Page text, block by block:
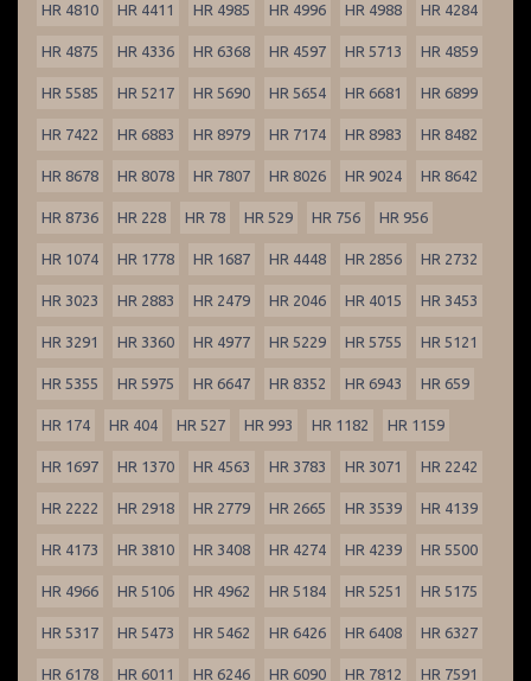
HR 4810 HR 4411 HR 4985 HR 4996 HR 4988 HR 4284
HR 4875 HR 4336 HR 6368 HR 4597 HR 5713 HR 4859
HR 5585 HR 5217 HR 5690 HR 5654 HR 6681 HR 6899
HR 7422 HR 6883 HR 8979 HR 7174 HR 8983 HR 8482
HR 8678 HR 8078 HR 7807 HR 8026 HR 9024 HR 8642
HR 8736 HR 228 HR 78 HR 529 HR 756 HR 956
HR 1074 HR 1778 HR 1687 HR 4448 HR 2856 HR 2732
HR 3023 HR 2883 HR 2479 HR 2046 HR 4015 HR 3453
HR 3291 HR 3360 HR 4977 HR 5229 HR 5755 HR 5121
HR 5355 HR 5975 HR 6647 HR 8352 HR 6943 HR 659
HR 174 HR 404 HR 527 HR 993 HR 1182 HR 1159
HR 1697 HR 1370 HR 4563 HR 3783 HR 3071 HR 2242
HR 2222 HR 2918 HR 2779 HR 2665 HR 3539 HR 4139
HR 4173 HR 3810 HR 3408 HR 4274 HR 4239 HR 5500
HR 4966 HR 5106 HR 4962 HR 5184 HR 5251 HR 5175
HR 5317 HR 5473 HR 5462 HR 6426 HR 6408 HR 6327
HR 6178 HR 6011 HR 6246 HR 6090 HR 7812 HR 7591